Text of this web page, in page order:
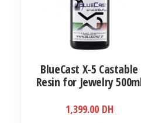
BlueCast X-5 Castable
Resin for Jewelry
1,399.00 DH